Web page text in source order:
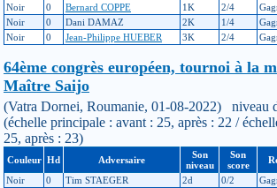
Noir
0 Bernard COPPE 1K 2/4
Noir
0 Dani DAMAZ 2K 1/4
Noir
0 Jean-Philippe HUEBER 3K 2/4
64ème congrès européen, tournoi à la
Maître Saijo
(Vatra Dornei, Roumanie, 01-08-2022) niveau
(échelle principale : avant : 25, après : 22 /
25, après : 23)
Couleur Hd Adversaire
Son
niveau
Son
score
Noir
0 Tim STAEGER 2d 0/2